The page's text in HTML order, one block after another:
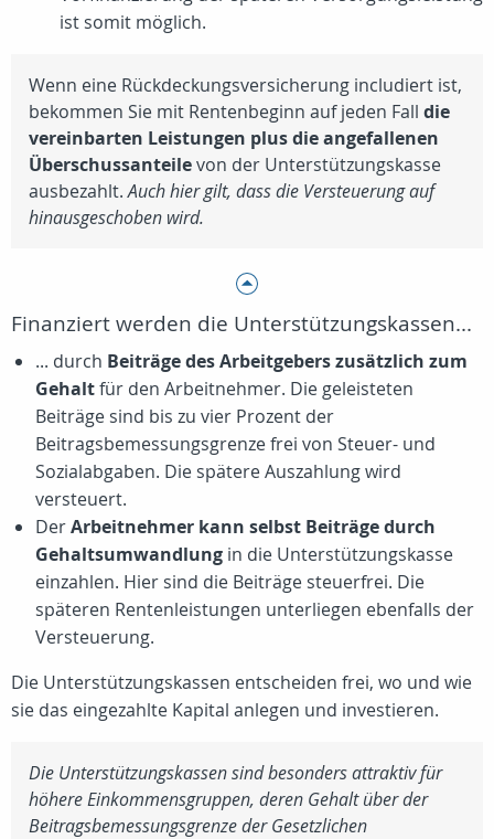
ist somit möglich.
Wenn eine Rückdeckungsversicherung includiert ist,
bekommen Sie mit Rentenbeginn auf jeden Fall die
vereinbarten Leistungen plus die angefallenen
Überschussanteilevon der Unterstützungskasse
ausbezahlt.Auch hier gilt, dass die Versteuerung auf
hinausgeschoben wird.
Finanziert werden die Unterstützungskassen...
... durch Beiträge des Arbeitgebers zusätzlich zum
Gehaltfür den Arbeitnehmer. Die geleisteten
Beiträge sind bis zu vier Prozent der
Beitragsbemessungsgrenze frei von Steuer- und
Sozialabgaben. Die spätere Auszahlung wird
versteuert.
DerArbeitnehmer kann selbst Beiträge durch
Gehaltsumwandlung in die Unterstützungskasse
einzahlen. Hier sind die Beiträge steuerfrei. Die
späteren Rentenleistungen unterliegen ebenfalls der
Versteuerung.
Die Unterstützungskassen entscheiden frei, wo und wie
sie das eingezahlte Kapital anlegen und investieren.
Die Unterstützungskassen sind besonders attraktiv für
höhere Einkommensgruppen, deren Gehalt über der
Beitragsbemessungsgrenze der Gesetzlichen